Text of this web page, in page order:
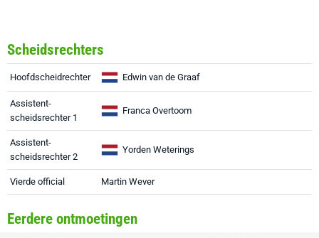
Scheidsrechters
Hoofdscheidrechter Edwin van de Graaf
Assistent-
scheidsrechter 1
Franca Overtoom
Assistent-
scheidsrechter 2
Yorden Weterings
Vierde official Martin Wever
Eerdere ontmoetingen